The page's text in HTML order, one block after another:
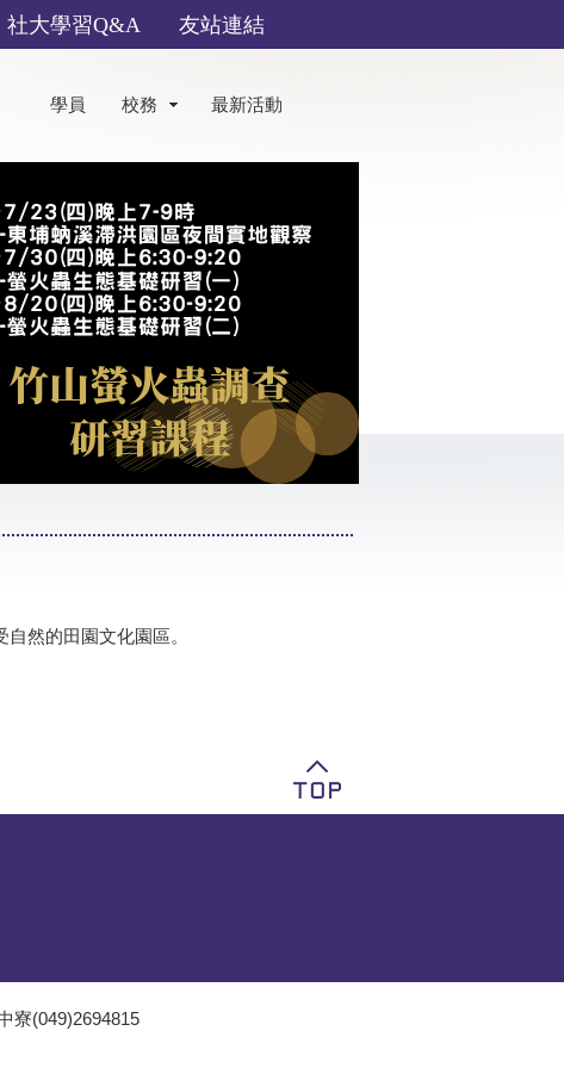
社大學習Q&A 友站連結
學員 校務 最新活動
然的田園文化園區。
寮(049)2694815